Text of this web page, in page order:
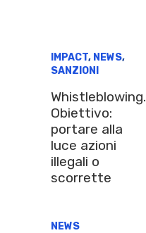
IMPACT, NEWS,
SANZIONI
Whistleblowing.
Obiettivo:
portare alla
luce azioni
illegali o
scorrette
NEWS